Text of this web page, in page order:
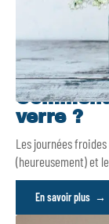
verre ?
Les journées
(heureusement) et
En savoir plus